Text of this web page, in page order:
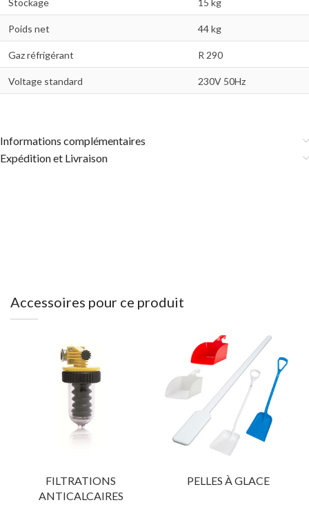
Stockage 15 kg
Poids net 44 kg
Gaz réfrigérant R 290
Voltage standard 230V 50Hz
Informations complémentaires
Expédition et Livraison
Accessoires pour ce produit
FILTRATIONS
ANTICALCAIRES
PELLES À GLACE